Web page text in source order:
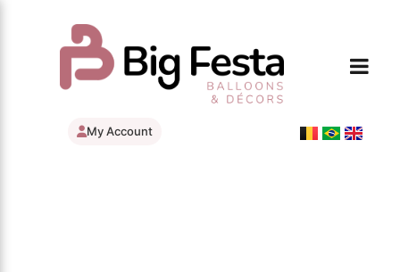
My Account